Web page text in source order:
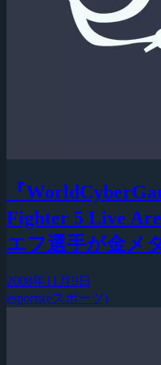
『
Fighter 5 Live
エフ選手が金メ
2008年11月9日
esports(eスポーツ)